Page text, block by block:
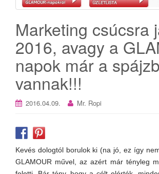
Marketing csúcsra
2016, avagy a
napok már a
vannak!!!
2016.04.09. Mr. Ropi
Kevés dologtól borulok ki (na jó, ez így
GLAMOUR művel, az azért már tényleg